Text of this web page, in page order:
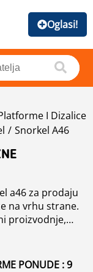
Oglasi!
I Dizalice
Snorkel A46
a46 za prodaju
proizvodnje,
PONUDE : 9